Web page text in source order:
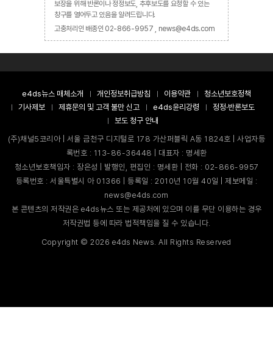
보장을 위해 반론이나 정정보도, 추후보도를 요청할 수 있는
창구를 열어두고 있음을 알려드립니다.
고충처리인 배종인 02-866-9957 , news@e4ds.com
e4ds뉴스 매체소개 개인정보취급방침 이용약관
청소년보호정책
기사제보
제휴문의 및 고객 불만 신고 e4ds윤리강령
정정·반론보도
보도 청구 안내
(주)채널5코리아 | 서울 금천구 디지털로 178 가산퍼블릭 A동 1824호 | 사업자등
록번호 : 113-86-36448 | 대표자 : 명세환
청소년보호책임자 : 장은성 | 발행인, 편집인 : 명세환 | 전화 : 02-866-9957
등록번호 : 서울특별시 아 01366 | 등록일 : 2010년 10월 40일 | 제보메일 :
news@e4ds.com
본 콘텐츠의 저작권은 e4ds뉴스 또는 제공처에 있으며 이를 무단 이용하는 경우
저작권법 등에 따라 법적책임을 질 수 있습니다.
Copyright ©2026 e4ds News. All Rights Reserved